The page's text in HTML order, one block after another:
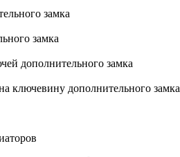
замка
замка
дополнительного замка
ключевину дополнительного замка